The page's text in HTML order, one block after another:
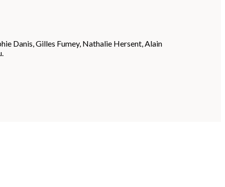
Danis, Gilles Fumey, Nathalie Hersent, Alain